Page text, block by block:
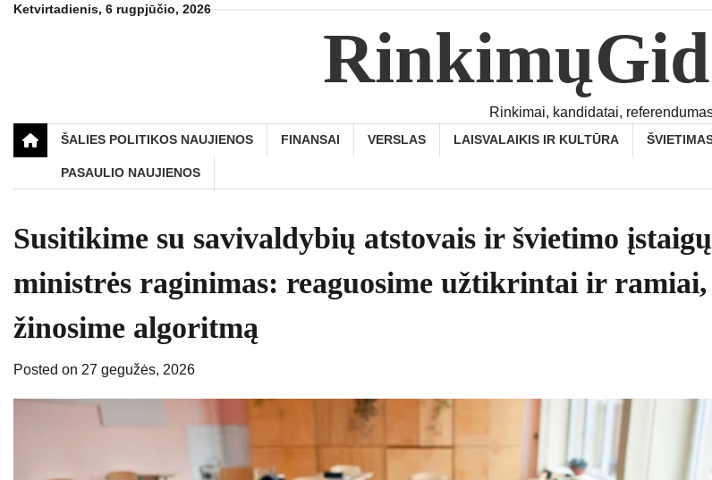
SkipKetvirtadienis, 6 rugpjūčio, 2026
Rinkimai, kandidatai,
ŠALIES POLITIKOS NAUJIENOS FINANSAI VERSLAS LAISVALAIKIS IR KULTŪRA
PASAULIO NAUJIENOS
Susitikime su savivaldybių atstovais ir švietimo
ministrės raginimas: reaguosime užtikrintai ir
žinosime algoritmą
Posted on 27 gegužės, 2026